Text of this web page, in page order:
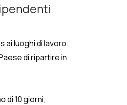
ai luoghi di lavoro.
di ripartire in
di 10 giorni,